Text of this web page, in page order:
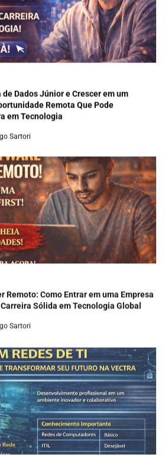
Dados Júnior e Crescer em um
Remota Que Pode
em Tecnologia
Sartori
Como Entrar em uma Empresa
Sólida em Tecnologia Global